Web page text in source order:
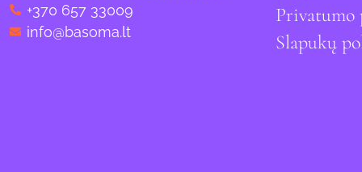
+370 657 33009
info@basoma.lt
Slapukų